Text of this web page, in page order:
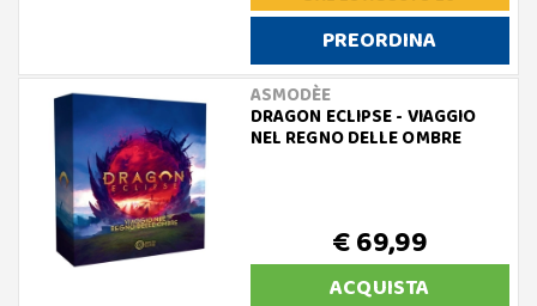
PREORDINA
ASMODÈE
DRAGON ECLIPSE - VIAGGIO
NEL REGNO DELLE OMBRE
€ 69,99
ACQUISTA